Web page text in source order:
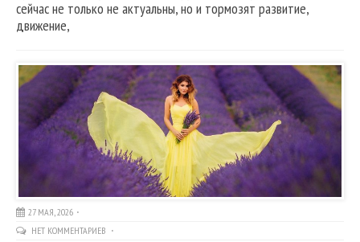
сейчас не только не актуальны, но и тормозят развитие,
движение,
27 МАЯ, 2026
НЕТ КОММЕНТАРИЕВ